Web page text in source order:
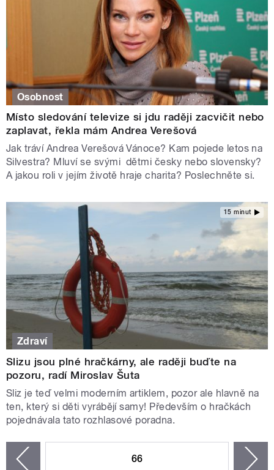
Osobnost
Místo sledování televize si jdu raději zacvičit nebo
zaplavat, řekla mám Andrea Verešová
Jak tráví Andrea Verešová Vánoce? Kam pojede letos na
Silvestra? Mluví se svými dětmi česky nebo slovensky?
A jakou roli v jejím životě hraje charita? Poslechněte si.
15 minut
Zdraví
Slizu jsou plné hračkárny, ale raději buďte na
pozoru, radí Miroslav Šuta
Sliz je teď velmi moderním artiklem, pozor ale hlavně na
ten, který si děti vyrábějí samy! Především o hračkách
pojednávala tato rozhlasové poradna.
66